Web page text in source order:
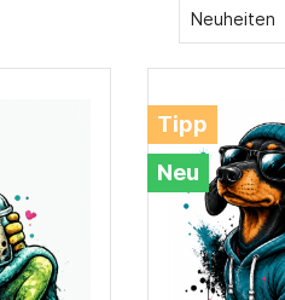
Viskose
Canvas
Vlieseline
Maritime
Tipp
Neu